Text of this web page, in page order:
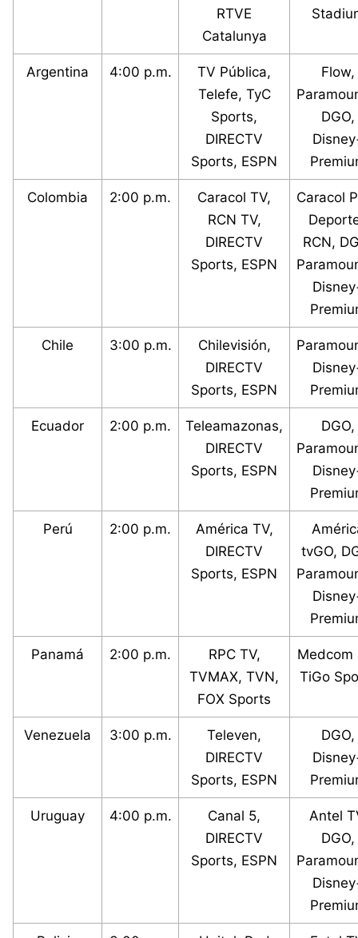
RTVE
Catalunya
Argentina 4:00 p.m.
TV Pública,
Telefe, TyC
Sports,
DIRECTV
Sports, ESPN
Flow,
DGO,
Colombia 2:00 p.m.
Caracol TV,
RCN TV,
DIRECTV
Sports, ESPN
Caracol
RCN,
Chile 3:00 p.m.
Chilevisión,
DIRECTV
Sports, ESPN
Ecuador 2:00 p.m.
Teleamazonas,
DIRECTV
Sports, ESPN
DGO,
Perú 2:00 p.m.
América TV,
DIRECTV
Sports, ESPN
tvGO,
Panamá 2:00 p.m.
RPC TV,
TVMAX, TVN,
FOX Sports
Medcom
TiGo
Venezuela 3:00 p.m.
Televen,
DIRECTV
Sports, ESPN
DGO,
Uruguay 4:00 p.m.
Canal 5,
DIRECTV
Sports, ESPN
Antel
DGO,